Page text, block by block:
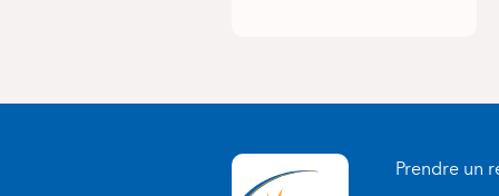
Prendre un